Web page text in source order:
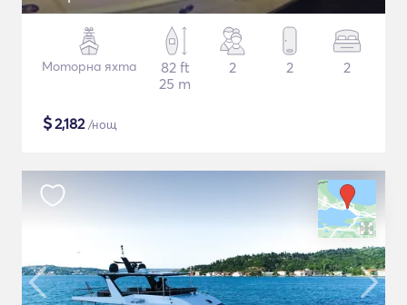
Моторна яхта
82 ft
25 m
2 2 2
$2,182/нощ